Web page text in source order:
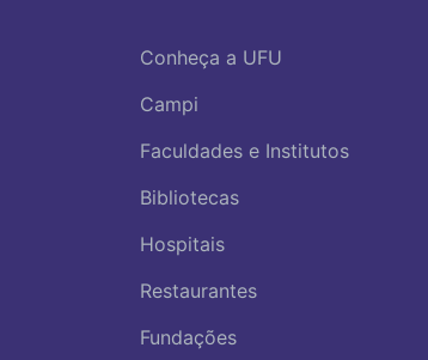
Conheça a UFU
Campi
Faculdades e Institutos
Bibliotecas
Hospitais
Restaurantes
Fundações